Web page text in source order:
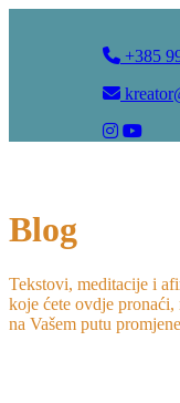
+385
Blog
Tekstovi, meditacije i
koje ćete ovdje
na Vašem putu promjene